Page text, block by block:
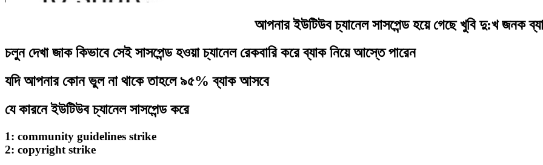
আপনার ইউটিউব চ্যানেল সাসপেন্ড হয়ে গেছে খুবি দু:খ জনক
চলুন দেখা জাক কিভাবে সেই সাসপেন্ড হওয়া চ্যানেল রেকবারি করে ব্যাক নিয়ে আস্তে পারেন
যদি আপনার কোন ভুল না থাকে তাহলে ৯৫% ব্যাক আসবে
যে কারনে ইউটিউব চ্যানেল সাসপেন্ড করে
1: community guidelines strike
2: copyright strike